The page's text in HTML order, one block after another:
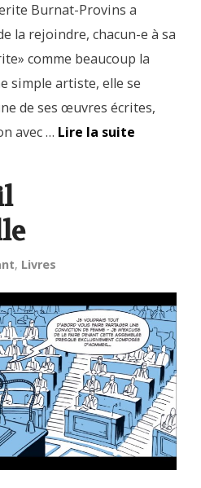
Burnat-Provins a
la rejoindre, chacun-e à sa
comme beaucoup la
simple artiste, elle se
de ses œuvres écrites,
avec … Lire la suite
, Livres